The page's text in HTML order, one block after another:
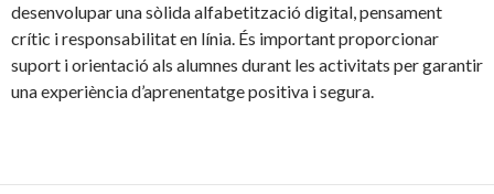
desenvolupar una sòlida alfabetització digital, pensament
crític i responsabilitat en línia. És important proporcionar
suport i orientació als alumnes durant les activitats per garantir
una experiència d’aprenentatge positiva i segura.